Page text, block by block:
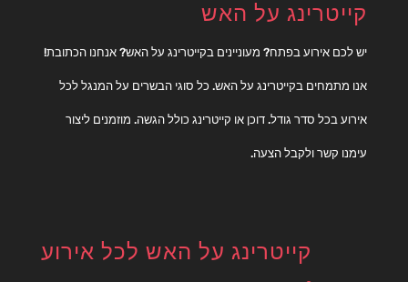
קייטרינג על האש
יש לכם אירוע בפתח? מעוניינים בקייטרינג על האש? אנחנו הכתובת!
אנו מתמחים בקייטרינג על האש. כל סוגי הבשרים על המנגל לכל
אירוע בכל סדר גודל. דוכן או קייטרינג כולל הגשה. מוזמנים ליצור
עימנו קשר ולקבל הצעה.
קייטרינג על האש לכל אירוע